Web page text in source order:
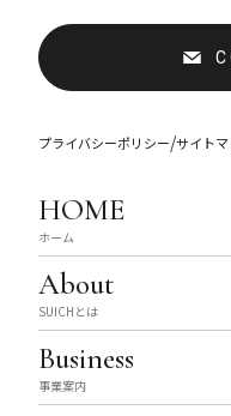
プライバシーポリシー/サイト
HOME
ホーム
About
SUICHとは
Business
事業案内